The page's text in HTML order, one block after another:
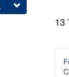
13